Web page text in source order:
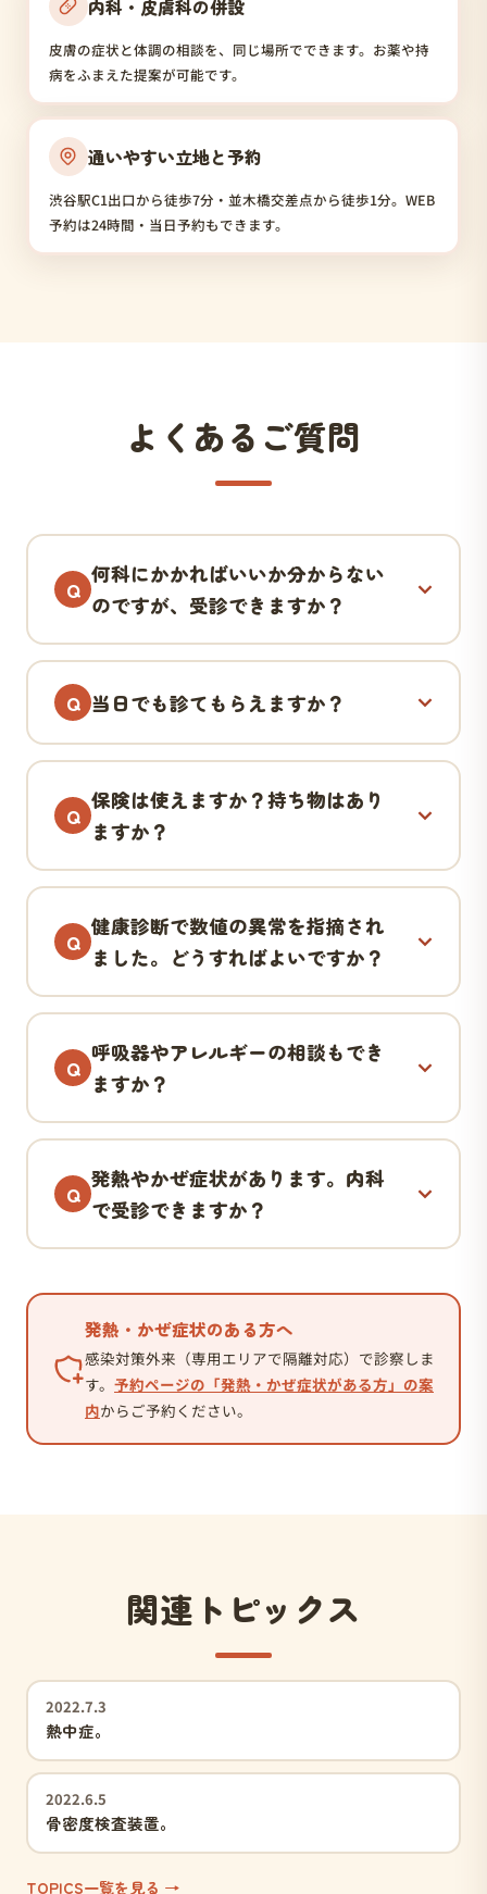
内科・皮膚科の併設
皮膚の症状と体調の相談を、同じ場所でできます。お薬や持
病をふまえた提案が可能です。
通いやすい立地と予約
渋谷駅C1出口から徒歩7分・並木橋交差点から徒歩1分。WEB
予約は24時間・当日予約もできます。
よくあるご質問
何科にかかればいいか分からない
のですが、受診できますか？
当日でも診てもらえますか？
保険は使えますか？持ち物はあり
ますか？
健康診断で数値の異常を指摘され
ました。どうすればよいですか？
呼吸器やアレルギーの相談もでき
ますか？
発熱やかぜ症状があります。内科
で受診できますか？
発熱・かぜ症状のある方へ
感染対策外来（専用エリアで隔離対応）で診察しま
す。 予約ページの「発熱・かぜ症状がある方」の案
内からご予約ください。
関連トピックス
2022.7.3
熱中症。
2022.6.5
骨密度検査装置。
TOPICS一覧を見る →